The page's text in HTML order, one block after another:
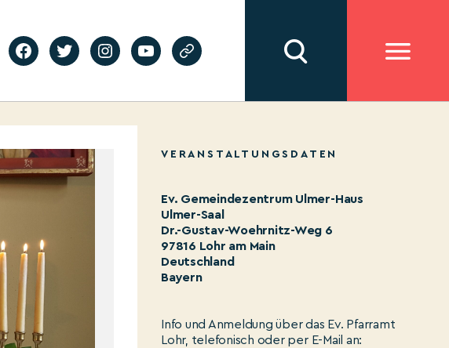
VERANSTALTUNGSDATEN
Ev. Gemeindezentrum Ulmer-Haus
Ulmer-Saal
Dr.-Gustav-Woehrnitz-Weg 6
97816 Lohr am Main
Deutschland
Bayern
Info und Anmeldung über das Ev. Pfarramt
Lohr, telefonisch oder per E-Mail an: